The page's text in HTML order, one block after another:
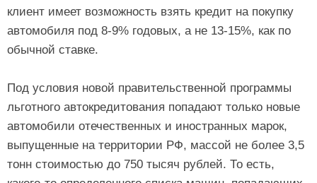
клиент имеет возможность взять кредит на покупку
автомобиля под 8-9% годовых, а не 13-15%, как по
обычной ставке.
Под условия новой правительственной программы
льготного автокредитования попадают только новые
автомобили отечественных и иностранных марок,
выпущенные на территории РФ, массой не более 3,5
тонн стоимостью до 750 тысяч рублей. То есть,